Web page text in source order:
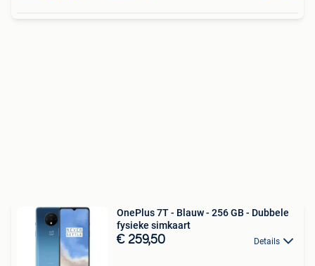
OnePlus 7T - Blauw - 256 GB - Dubbele
fysieke simkaart
€ 259,50 Details